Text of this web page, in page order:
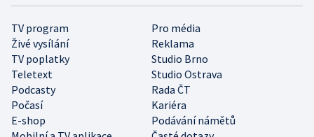
TV program
Pro média
Živé vysílání
Reklama
TV poplatky
Studio Brno
Teletext
Studio Ostrava
Podcasty
Rada ČT
Počasí
Kariéra
E-shop
Podávání námětů